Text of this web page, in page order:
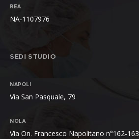
REA
NA-1107976
SEDI STUDIO
NAPOLI
Via San Pasquale, 79
NOLA
Via On. Francesco Napolitano n°162-163